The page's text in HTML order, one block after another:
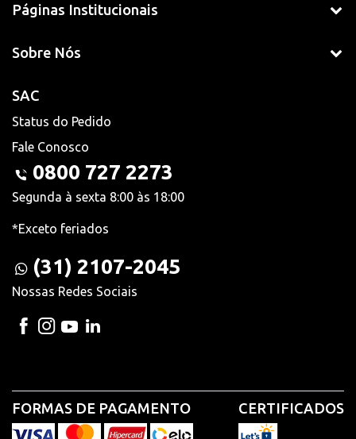
Páginas Institucionais
Sobre Nós
SAC
Status do Pedido
Fale Conosco
0800 727 2273
Segunda à sexta 8:00 às 18:00
*Exceto feriados
(31) 2107-2045
Nossas Redes Sociais
FORMAS DE PAGAMENTO CERTIFICADOS